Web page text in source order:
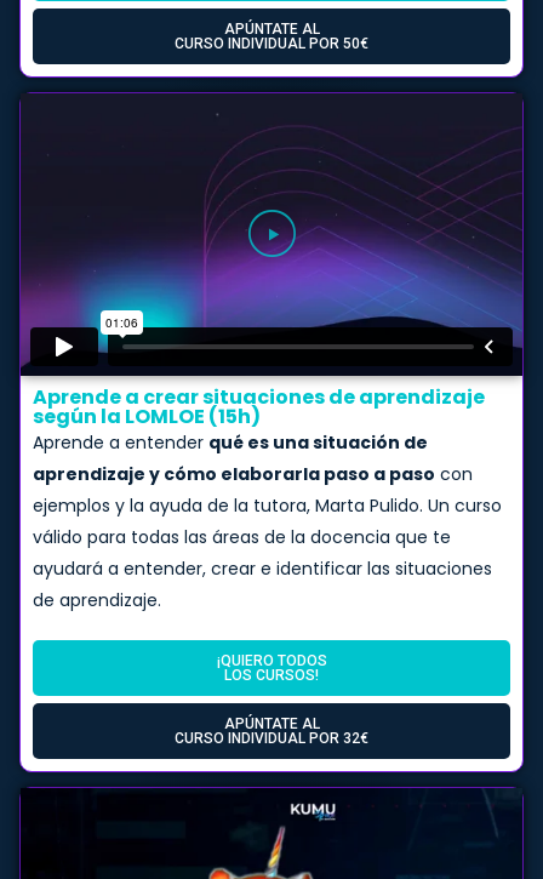
APÚNTATE AL
CURSO INDIVIDUAL POR 50€
Aprende a crear situaciones de aprendizaje
según la LOMLOE (15h)​
Aprende a entender qué es una situación de
aprendizaje y cómo elaborarla paso a paso con
ejemplos y la ayuda de la tutora, Marta Pulido. Un curso
válido para todas las áreas de la docencia que te
ayudará a entender, crear e identificar las situaciones
de aprendizaje.
¡QUIERO TODOS
LOS CURSOS!
APÚNTATE AL
CURSO INDIVIDUAL POR 32€